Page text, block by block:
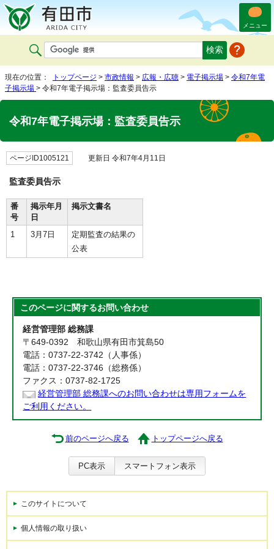
メニュー
現在の位置： トップページ > 市政情報 > 広報・広聴 > 電子掲示場 > 令和7年電
子掲示場 > 令和7年電子掲示場：監査委員告示
令和7年電子掲示場：監査委員告示
ページID1005121 更新日 令和7年4月11日
監査委員告示
番
号
掲示年月
日
掲示文書名
1 3月7日
定期監査の結果の
公表
このページに関するお問い合わせ
経営管理部 総務課
〒649-0392 和歌山県有田市箕島50
電話：0737-22-3742（人事係）
電話：0737-22-3746（総務係）
ファクス：0737-82-1725
経営管理部 総務課へのお問い合わせは専用フォームを
ご利用ください。
前のページへ戻る トップページへ戻る
PC表示 スマートフォン表示
このサイトについて
個人情報の取り扱い